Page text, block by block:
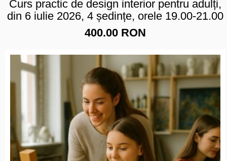
Curs practic de design interior pentru adulți,
din 6 iulie 2026, 4 ședințe, orele 19.00-21.00
400.00 RON